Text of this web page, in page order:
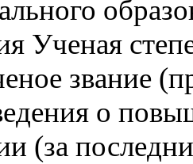
Ученая
звание
о
(за